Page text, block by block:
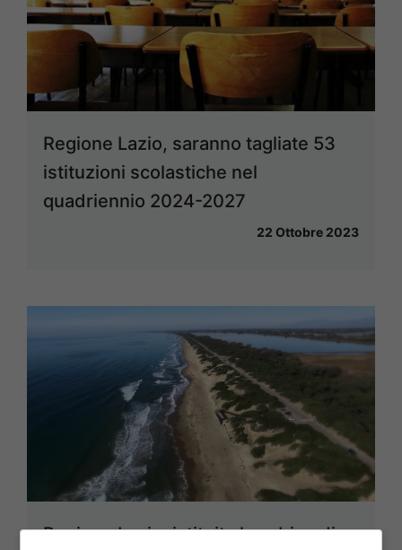
Regione Lazio, saranno tagliate 53
istituzioni scolastiche nel
quadriennio 2024-2027
22 Ottobre 2023
Regione Lazio, istituita la cabina di